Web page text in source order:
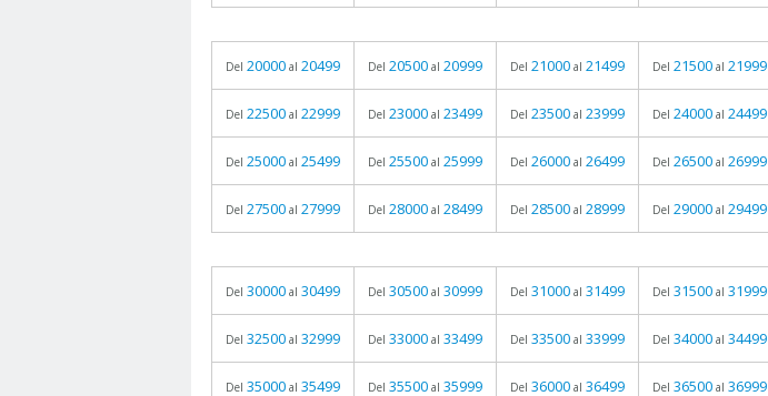
Del 20000 al 20499 Del 20500 al 20999 Del 21000 al 21499 Del 21500 al 21999
Del 22500 al 22999 Del 23000 al 23499 Del 23500 al 23999 Del 24000 al 24499
Del 25000 al 25499 Del 25500 al 25999 Del 26000 al 26499 Del 26500 al 26999
Del 27500 al 27999 Del 28000 al 28499 Del 28500 al 28999 Del 29000 al 29499
Del 30000 al 30499 Del 30500 al 30999 Del 31000 al 31499 Del 31500 al 31999
Del 32500 al 32999 Del 33000 al 33499 Del 33500 al 33999 Del 34000 al 34499
Del 35000 al 35499 Del 35500 al 35999 Del 36000 al 36499 Del 36500 al 36999